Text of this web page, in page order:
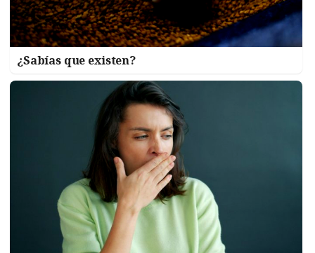
¿Sabías que existen?